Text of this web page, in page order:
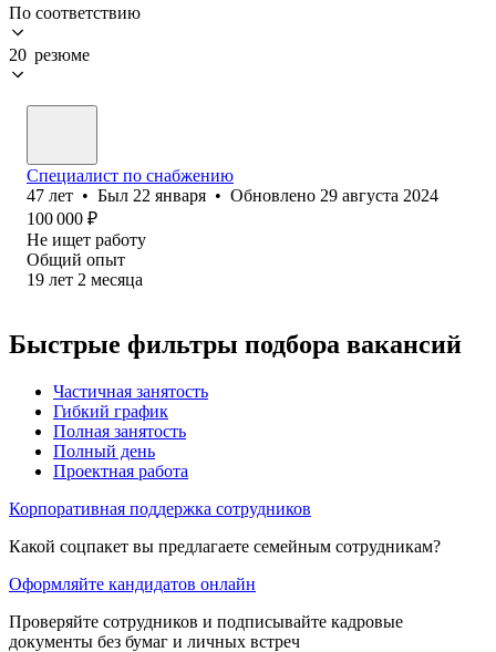
По соответствию
20 резюме
Специалист по снабжению
47 лет • Был 22 января • Обновлено 29 августа 2024
100 000 ₽
Не ищет работу
Общий опыт
19 лет 2 месяца
Быстрые фильтры подбора вакансий
Частичная занятость
Гибкий график
Полная занятость
Полный день
Проектная работа
Корпоративная поддержка сотрудников
Какой соцпакет вы предлагаете семейным сотрудникам?
Оформляйте кандидатов онлайн
Проверяйте сотрудников и подписывайте кадровые
документы без бумаг и личных встреч